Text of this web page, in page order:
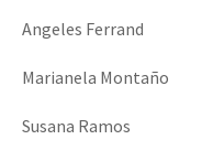
Angeles Ferrand
Marianela Montaño
Susana Ramos